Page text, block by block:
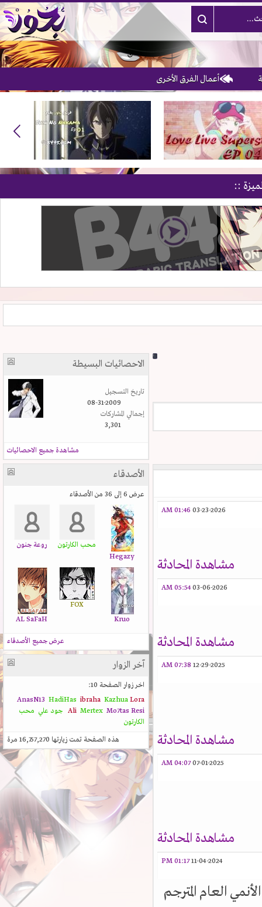
أعمال الفرق الأخرى
::
03-23-2026
01:46 AM
مشاهدة المحادثة
03-06-2026
05:54 AM
مشاهدة المحادثة
12-29-2025
07:38 AM
مشاهدة المحادثة
07-01-2025
04:07 AM
مشاهدة المحادثة
11-04-2024
01:17 PM
العام المترجم
الاحصائيات البسيطة
تاريخ التسجيل
08-31-2009
إجمالي المشاركات
3,301
مشاهدة جميع الاحصائيات
الأصدقاء
عرض 6 إلى 36 من الأصدقاء
Hegazy
محب الكارتون روعة جنون
Kruo
FOX
AL SaFaH
عرض جميع الأصدقاء
آخر الزوار
اخر زوار الصفحة 10:
AnasN13
HadiHas ibraha KazhuaLora
Ali
Mertex Mo7tasResi جود علي
محب
الكارتون
هذه الصفحة تمت زيارتها16,757,270مرة